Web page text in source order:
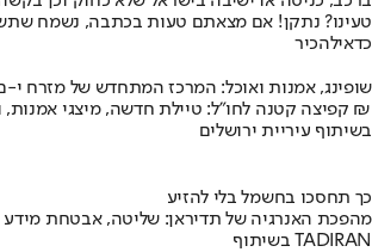
טעינו? נתקן! אם מצאתם טעות בכתבה, נשמח
כדאילהכיר
שופינג, אמנות ואוכל: המרכז המתחדש של מזרח י-
קפיצה קטנה לחו"ל: טיילת חדשה, מיצגי אמנות, וכיכרות משופצות בהשקעה של 100 מיליון ₪
בשיתוף עיריית ירושלים
כך תחסכו בחשמל בלי להזיע
מהפכת האנרגיה של תדיראן: שליטה, אבטחת מידע
בשיתוף TADIRAN